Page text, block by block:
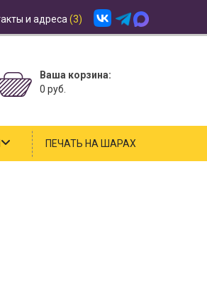
и адреса (3)
Ваша корзина:
0 руб.
ПЕЧАТЬ НА ШАРАХ